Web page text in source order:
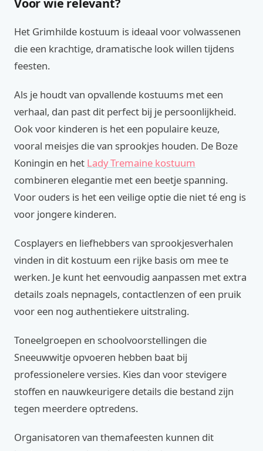
Voor wie relevant?
Het Grimhilde kostuum is ideaal voor volwassenen
die een krachtige, dramatische look willen tijdens
feesten.
Als je houdt van opvallende kostuums met een
verhaal, dan past dit perfect bij je persoonlijkheid.
Ook voor kinderen is het een populaire keuze,
vooral meisjes die van sprookjes houden. De Boze
Koningin en het Lady Tremaine kostuum
combineren elegantie met een beetje spanning.
Voor ouders is het een veilige optie die niet té eng is
voor jongere kinderen.
Cosplayers en liefhebbers van sprookjesverhalen
vinden in dit kostuum een rijke basis om mee te
werken. Je kunt het eenvoudig aanpassen met extra
details zoals nepnagels, contactlenzen of een pruik
voor een nog authentiekere uitstraling.
Toneelgroepen en schoolvoorstellingen die
Sneeuwwitje opvoeren hebben baat bij
professionelere versies. Kies dan voor stevigere
stoffen en nauwkeurigere details die bestand zijn
tegen meerdere optredens.
Organisatoren van themafeesten kunnen dit